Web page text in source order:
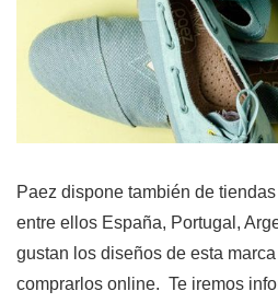
Paez dispone también de
entre ellos España, Portugal,
gustan los diseños de esta
comprarlos online. Te iremos